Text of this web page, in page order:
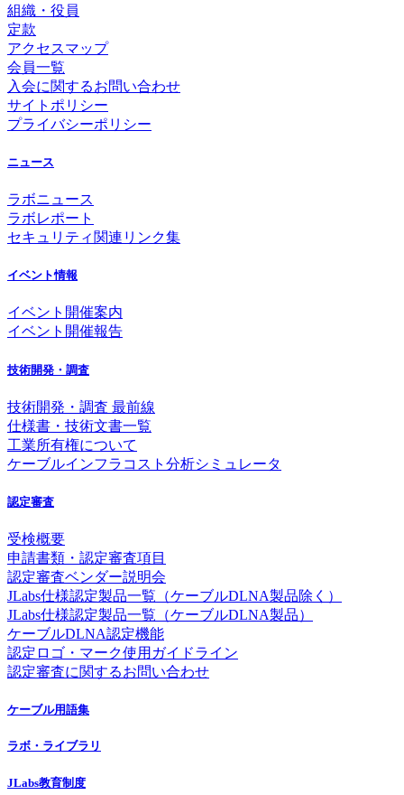
組織・役員
定款
アクセスマップ
会員一覧
入会に関するお問い合わせ
サイトポリシー
プライバシーポリシー
ニュース
ラボニュース
ラボレポート
セキュリティ関連リンク集
イベント情報
イベント開催案内
イベント開催報告
技術開発・調査
技術開発・調査 最前線
仕様書・技術文書一覧
工業所有権について
ケーブルインフラコスト分析シミュレータ
認定審査
受検概要
申請書類・認定審査項目
認定審査ベンダー説明会
JLabs仕様認定製品一覧（ケーブルDLNA製品除く）
JLabs仕様認定製品一覧（ケーブルDLNA製品）
ケーブルDLNA認定機能
認定ロゴ・マーク使用ガイドライン
認定審査に関するお問い合わせ
ケーブル用語集
ラボ・ライブラリ
JLabs教育制度